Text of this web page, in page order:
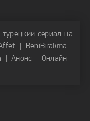
обретает
ислама. Он
непростой
сериал на
| BeniBirakma |
| Анонс | Онлайн |